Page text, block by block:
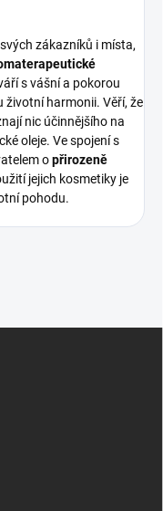
zákazníků i místa,
s vášní a pokorou
životní harmonii. Věří, že
nic účinnějšího na
oleje. Ve spojení s
opřirozeně
jejich kosmetiky je
pohodu.